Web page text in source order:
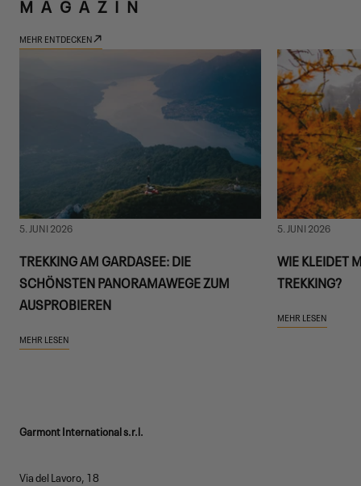
MEHR ENTDECKEN
5. JUNI 2026
TREKKING AM GARDASEE: DIE
SCHÖNSTEN PANORAMAWEGE ZUM
AUSPROBIEREN
MEHR LESEN
5. JUNI 2026
WIE KLEIDET
TREKKING?
MEHR LESEN
Garmont International s.r.l.
Via del Lavoro, 18